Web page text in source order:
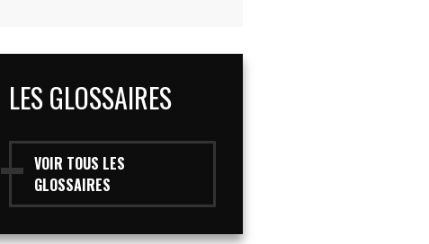
LES GLOSSAIRES
VOIR TOUS LES
GLOSSAIRES